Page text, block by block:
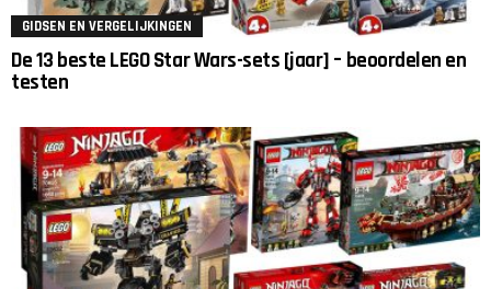
GIDSEN EN VERGELIJKINGEN
De 13 beste LEGO Star Wars-sets [jaar] – beoordelen en
testen